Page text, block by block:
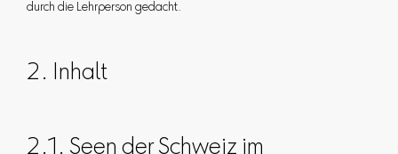
durch die Lehrperson gedacht.
2. Inhalt
2.1. Seen der Schweiz im